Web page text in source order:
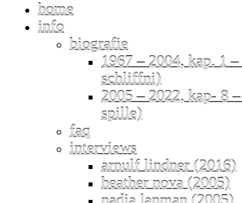
home
info
biografie
1967 – 2004, kap. 1
schliffni)
2005 – 2022, kap- 8
spille)
faq
interviews
arnulf lindner (2016)
heather nova (2005)